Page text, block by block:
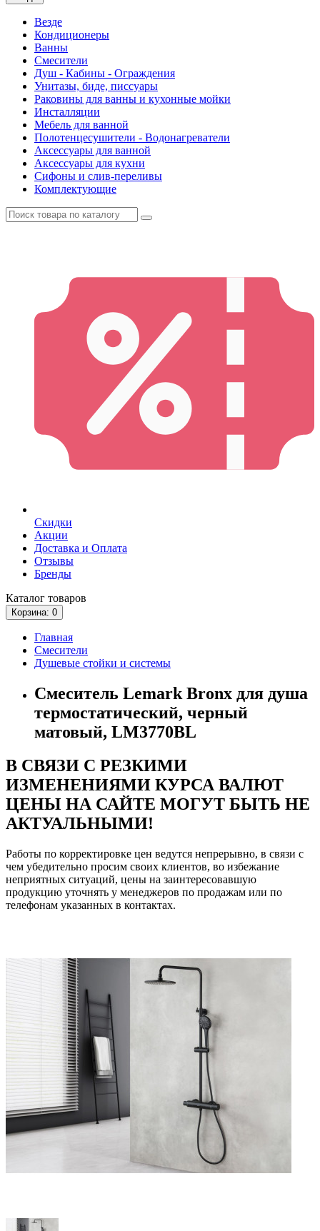
Везде
Кондиционеры
Ванны
Смесители
Душ - Кабины - Ограждения
Унитазы, биде, писсуары
Раковины для ванны и кухонные мойки
Инсталляции
Мебель для ванной
Полотенцесушители - Водонагреватели
Аксессуары для ванной
Аксессуары для кухни
Сифоны и слив-переливы
Комплектующие
Скидки
Акции
Доставка и Оплата
Отзывы
Бренды
Каталог товаров
Корзина: 0
Главная
Смесители
Душевые стойки и системы
Смеситель Lemark Bronx для душа
термостатический, черный
матовый, LM3770BL
В СВЯЗИ С РЕЗКИМИ
ИЗМЕНЕНИЯМИ КУРСА ВАЛЮТ
ЦЕНЫ НА САЙТЕ МОГУТ БЫТЬ НЕ
АКТУАЛЬНЫМИ!
Работы по корректировке цен ведутся непрерывно, в связи с
чем убедительно просим своих клиентов, во избежание
неприятных ситуаций, цены на заинтересовавшую
продукцию уточнять у менеджеров по продажам или по
телефонам указанных в контактах.